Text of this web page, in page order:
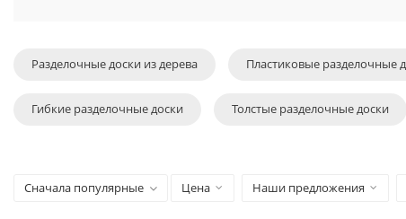
Разделочные доски из дерева Пластиковые разделочные
Гибкие разделочные доски Толстые разделочные доски
Сначала популярные Цена Наши предложения